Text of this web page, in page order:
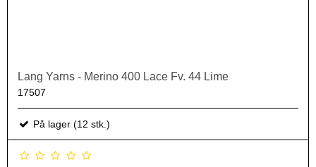
Lang Yarns - Merino 400 Lace Fv. 44 Lime
17507
På lager (12 stk.)